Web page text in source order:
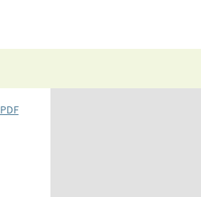
PDF